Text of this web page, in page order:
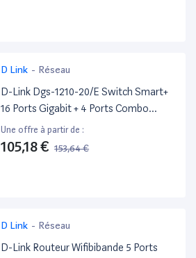
D Link - Réseau
D-Link Dgs-1210-20/E Switch Smart+
16 Ports Gigabit + 4 Ports Combo
1000Baset/Sfp - Cordon
D'Alimentation Ue Uniquement
Une offre à partir de :
105,18 € 153,64 €
D Link - Réseau
D-Link Routeur Wifibibande 5 Ports